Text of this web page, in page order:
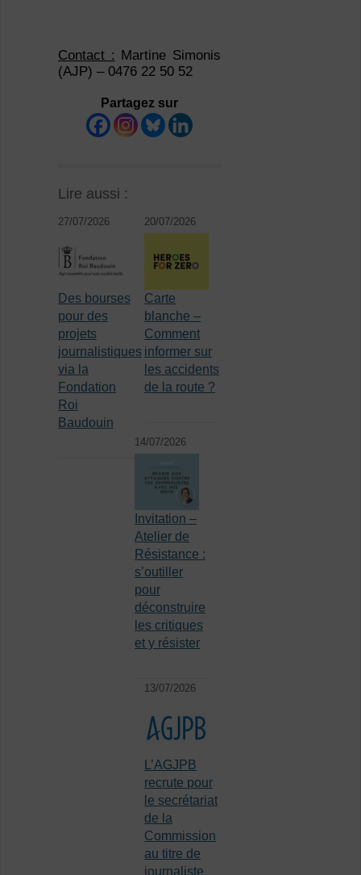
Contact : Martine Simonis
(AJP) – 0476 22 50 52
Partagez sur
Lire aussi :
27/07/2026
Des bourses
pour des
projets
journalistiques
via la
Fondation
Roi
Baudouin
20/07/2026
Carte
blanche –
Comment
informer sur
les accidents
de la route ?
14/07/2026
Invitation –
Atelier de
Résistance :
s’outiller
pour
déconstruire
les critiques
et y résister
13/07/2026
L’AGJPB
recrute pour
le secrétariat
de la
Commission
au titre de
journaliste